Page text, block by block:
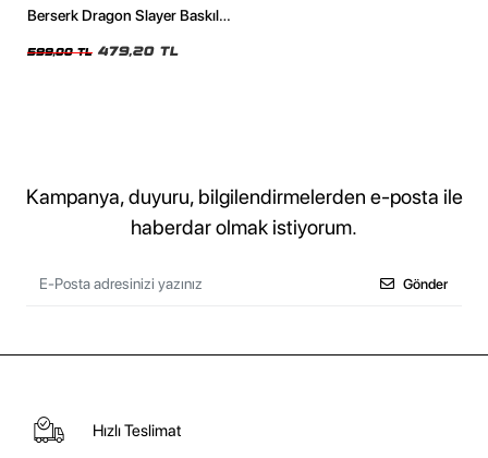
Berserk Dragon Slayer Baskılı
599,00 TL 479,20 TL
Kampanya, duyuru, bilgilendirmelerden e-posta ile
haberdar olmak istiyorum.
Gönder
Hızlı Teslimat